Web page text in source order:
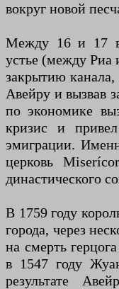
вокруг новой
Между 16 и 17
устье (между Риа
закрытию канала,
Авейру и вызвав
по экономике
кризис и
эмиграции.
церковь
династического
В 1759 году
города, через
на смерть
в 1547 году
результате